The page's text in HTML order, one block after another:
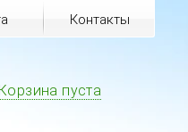
Контакты
Корзина пуста